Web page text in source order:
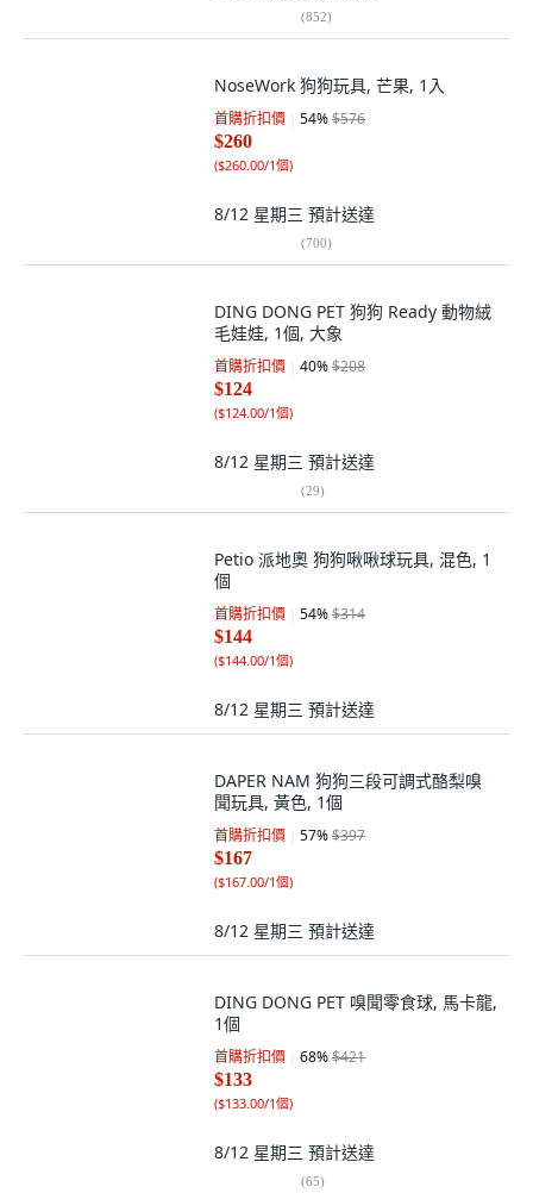
(852)
NoseWork 狗狗玩具, 芒果, 1入
首購折扣價 54%$576
$260
($260.00/1個)
8/12 星期三 預計送達
(700)
DING DONG PET 狗狗 Ready 動物絨
毛娃娃, 1個, 大象
首購折扣價 40%$208
$124
($124.00/1個)
8/12 星期三 預計送達
(29)
Petio 派地奧 狗狗啾啾球玩具, 混色, 1
個
首購折扣價 54%$314
$144
($144.00/1個)
8/12 星期三 預計送達
DAPER NAM 狗狗三段可調式酪梨嗅
聞玩具, 黃色, 1個
首購折扣價 57%$397
$167
($167.00/1個)
8/12 星期三 預計送達
DING DONG PET 嗅聞零食球, 馬卡龍,
1個
首購折扣價 68%$421
$133
($133.00/1個)
8/12 星期三 預計送達
(65)